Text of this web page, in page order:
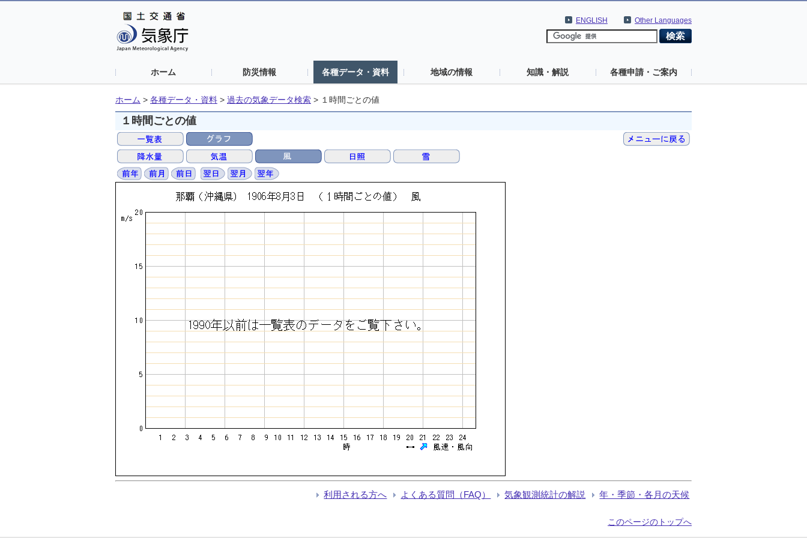
Other Languages
ENGLISH
ホーム 防災情報 各種データ・資料 地域の情報 知識・解説 各種申請・ご案内
ホーム > 各種データ・資料 > 過去の気象データ検索 > １時間ごとの値
１時間ごとの値
利用される方へ よくある質問（FAQ） 気象観測統計の解説 年・季節・各月の天候
このページのトップへ